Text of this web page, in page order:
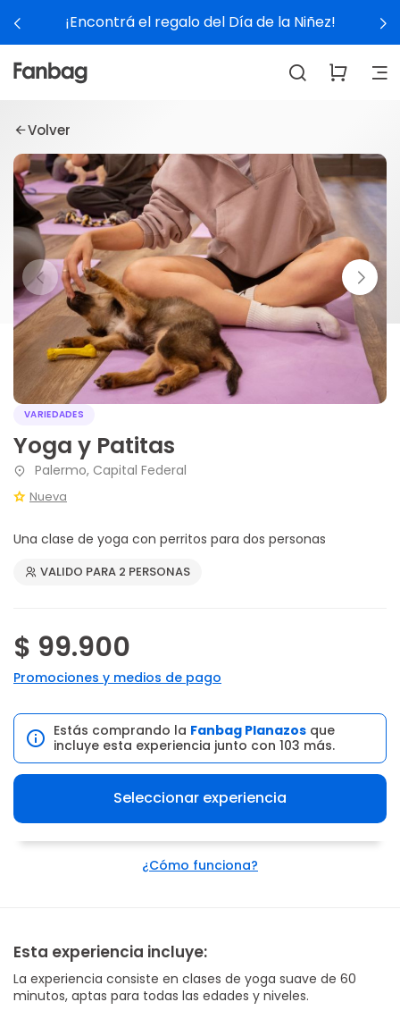
¡Encontrá el regalo del Día de la Niñez!
Volver
VARIEDADES
Yoga y Patitas
Palermo, Capital Federal
Nueva
Una clase de yoga con perritos para dos personas
VALIDO PARA 2 PERSONAS
$ 99.900
Promociones y medios de pago
Estás comprando la Fanbag Planazos que
incluye esta experiencia junto con 103 más.
Seleccionar experiencia
¿Cómo funciona?
Esta experiencia incluye:
La experiencia consiste en clases de yoga suave de 60
minutos, aptas para todas las edades y niveles.